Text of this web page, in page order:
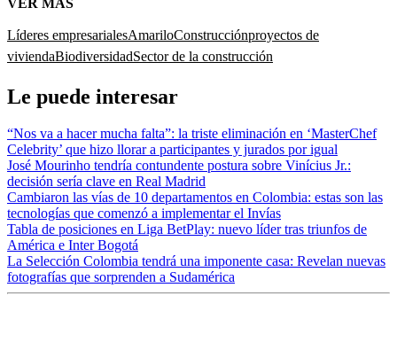
Líderes empresarialesAmariloConstrucciónproyectos de
viviendaBiodiversidadSector de la construcción
Le puede interesar
“Nos va a hacer mucha falta”: la triste eliminación en ‘MasterChef
Celebrity’ que hizo llorar a participantes y jurados por igual
José Mourinho tendría contundente postura sobre Vinícius Jr.:
decisión sería clave en Real Madrid
Cambiaron las vías de 10 departamentos en Colombia: estas son las
tecnologías que comenzó a implementar el Invías
Tabla de posiciones en Liga BetPlay: nuevo líder tras triunfos de
América e Inter Bogotá
La Selección Colombia tendrá una imponente casa: Revelan nuevas
fotografías que sorprenden a Sudamérica